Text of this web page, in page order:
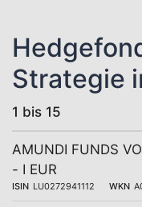
Strategie
1 bis 15
AMUNDI FUNDS
- I EUR
ISIN LU0272941112 WKN